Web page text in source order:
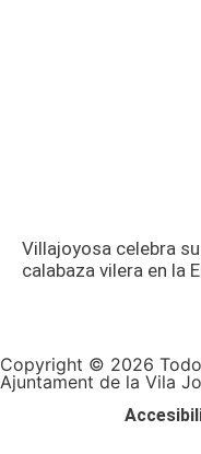
Villajoyosa celebra
calabaza vilera en la
Copyright © 2026
Ajuntament de la Vila